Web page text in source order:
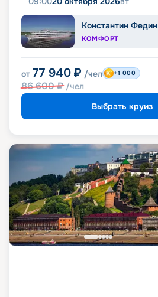
Константин Федин
КОМФОРТ
от 77 940 ₽ /чел
86 600₽ /чел
+1 000
Выбрать круиз